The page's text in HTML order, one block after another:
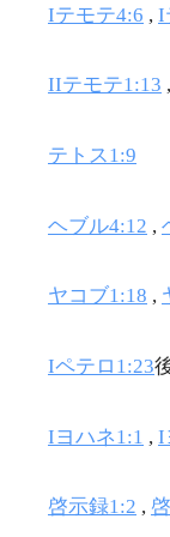
Iテモテ4:6 , I
IIテモテ1:13 ,
テトス1:9
ヘブル4:12 ,
ヤコブ1:18 ,
Iペテロ1:23
Iヨハネ1:1 , I
啓示録1:2 ,